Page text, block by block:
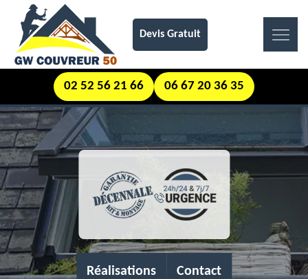
Devis Gratuit
02 52 56 21 66 06 67 20 36 35
Réalisations Contact